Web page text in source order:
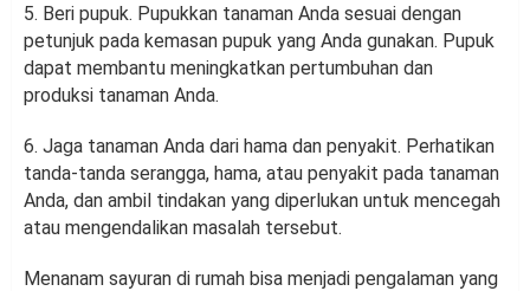
5. Beri pupuk. Pupukkan tanaman Anda sesuai dengan
petunjuk pada kemasan pupuk yang Anda gunakan. Pupuk
dapat membantu meningkatkan pertumbuhan dan
produksi tanaman Anda.
6. Jaga tanaman Anda dari hama dan penyakit. Perhatikan
tanda-tanda serangga, hama, atau penyakit pada tanaman
Anda, dan ambil tindakan yang diperlukan untuk mencegah
atau mengendalikan masalah tersebut.
Menanam sayuran di rumah bisa menjadi pengalaman yang